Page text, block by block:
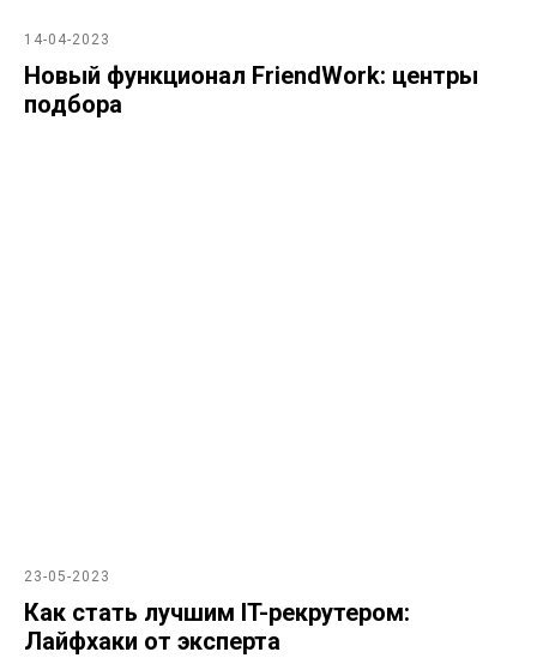
14-04-2023
Новый функционал FriendWork: центры
подбора
23-05-2023
Как стать лучшим IT-рекрутером:
Лайфхаки от эксперта